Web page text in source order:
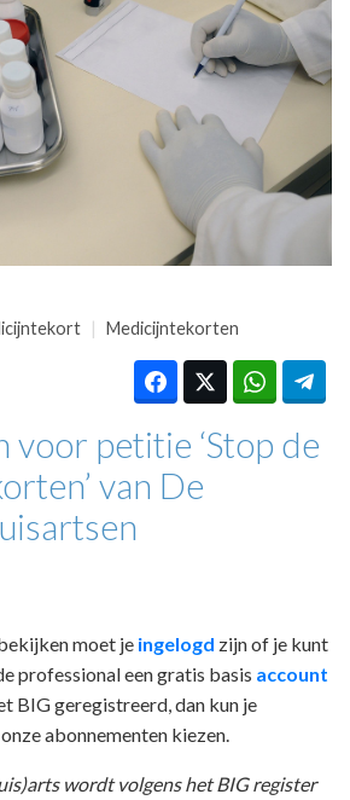
VAKHANDEL
Medicijntekorten
voor petitie ‘Stop de
van De
moet je ingelogd zijn of je kunt
professional een gratis basis account
BIG geregistreerd, dan kun je
abonnementen kiezen.
wordt volgens het BIG register